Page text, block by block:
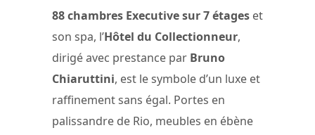
88 chambres Executive sur 7 étages et
son spa, l’Hôtel du Collectionneur,
dirigé avec prestance par Bruno
Chiaruttini, est le symbole d’un luxe et
raffinement sans égal. Portes en
palissandre de Rio, meubles en ébène